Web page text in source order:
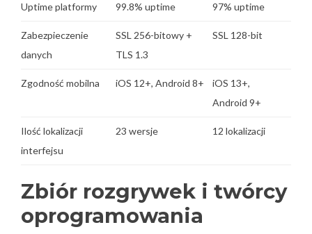
Uptime platformy 99.8% uptime 97% uptime
Zabezpieczenie
danych
SSL 256-bitowy +
TLS 1.3
SSL 128-bit
Zgodność mobilna iOS 12+, Android 8+
iOS 13+,
Android 9+
Ilość lokalizacji
interfejsu
23 wersje 12 lokalizacji
Zbiór rozgrywek i twórcy
oprogramowania